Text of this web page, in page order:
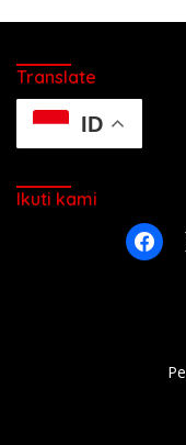
Translate
ID
Ikuti kami